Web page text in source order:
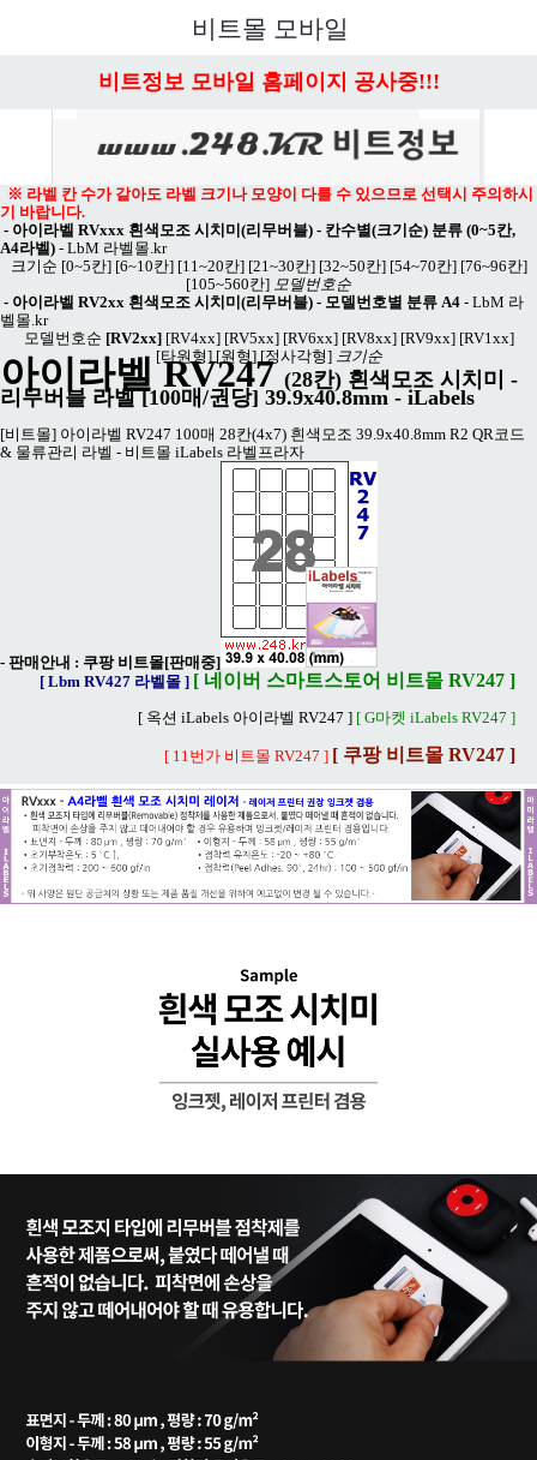
비트몰 모바일
비트정보 모바일 홈페이지 공사중!!!
※ 라벨 칸 수가 같아도 라벨 크기나 모양이 다를 수 있으므로 선택시 주의하시
기 바랍니다.
- 아이라벨 RVxxx 흰색모조 시치미(리무버블) - 칸수별(크기순) 분류 (0~5칸,
A4라벨) - LbM 라벨몰.kr
크기순 [0~5칸] [6~10칸] [11~20칸] [21~30칸] [32~50칸] [54~70칸] [76~96칸]
[105~560칸] 모델번호순
- 아이라벨 RV2xx 흰색모조 시치미(리무버블) - 모델번호별 분류 A4 - LbM 라
벨몰.kr
모델번호순 [RV2xx] [RV4xx] [RV5xx] [RV6xx] [RV8xx] [RV9xx] [RV1xx]
[타원형] [원형] [정사각형] 크기순
아이라벨 RV247(28칸) 흰색모조 시치미 -
리무버블 라벨[100매/권당] 39.9x40.8mm - iLabels
[비트몰] 아이라벨 RV247 100매 28칸(4x7) 흰색모조 39.9x40.8mm R2 QR코드
& 물류관리 라벨 - 비트몰 iLabels 라벨프라자
- 판매안내 : 쿠팡 비트몰[판매중]
[ Lbm RV427 라벨몰 ] [ 네이버 스마트스토어 비트몰 RV247 ]
[ 옥션 iLabels 아이라벨 RV247 ] [ G마켓 iLabels RV247 ]
[ 11번가 비트몰 RV247 ] [ 쿠팡 비트몰 RV247 ]